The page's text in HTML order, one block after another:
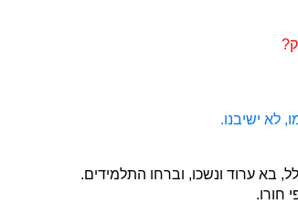
לא ישיבנו.
בא ערוד ונשכו, וברחו התלמידים.
חורו.